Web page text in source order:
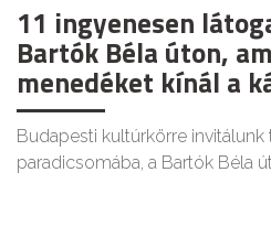
11 ingyenesen
Bartók Béla úton,
menedéket kínál a
Budapesti kultúrkörre
paradicsomába, a Bartók Béla